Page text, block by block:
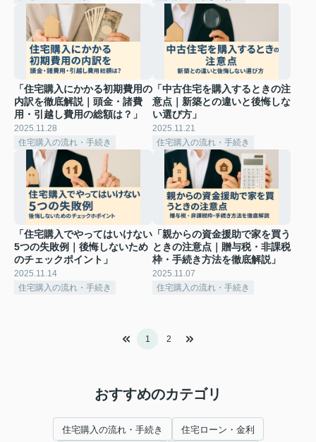
「住宅購入にかかる初期費用の
内訳を徹底解説｜頭金・諸費
用・引越し費用の総額は？」
2025.11.28
住宅購入の流れ・手続き
「中古住宅を購入するときの注
意点｜新築との違いと後悔しな
い選び方」
2025.11.21
住宅購入の流れ・手続き
「住宅購入でやってはいけない
5つの失敗例｜後悔しないため
のチェックポイント」
2025.11.14
住宅購入の流れ・手続き
「親からの資金援助で家を買う
ときの注意点｜贈与税・非課税
枠・手続き方法を徹底解説」
2025.11.07
住宅購入の流れ・手続き
1 2
おすすめのカテゴリ
住宅購入の流れ・手続き 住宅ローン・金利